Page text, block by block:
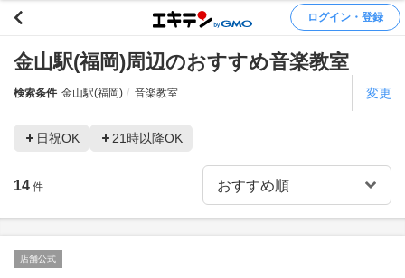
ログイン・登録
金山駅(福岡)周辺のおすすめ音楽教室
検索条件 金山駅(福岡) 音楽教室 変更
日祝OK 21時以降OK
14 件
店舗公式